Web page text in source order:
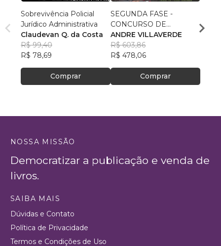
Sobrevivência Policial
Jurídico Administrativa
Claudevan Q. da Costa
R$ 99,40
R$ 78,69
Comprar
SEGUNDA FASE -
CONCURSO DE
CARTÓRIO
ANDRE VILLAVERDE
R$ 603,86
R$ 478,06
Comprar
do
NOSSA MISSÃO
Democratizar a publicação e venda de
livros.
SAIBA MAIS
Dúvidas e Contato
Política de Privacidade
Termos e Condições de Uso